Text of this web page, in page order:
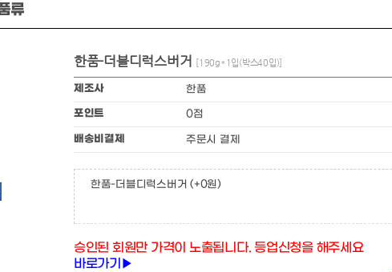
2 소떡
류
한품-더블디럭스버거 [190g*1입(박스40입)]
제조사 한품
포인트 0점
배송비결제 주문시 결제
한품-더블디럭스버거 (+0원)
승인된 회원만 가격이 노출됩니다. 등업신청을 해주세요
바로가기▶